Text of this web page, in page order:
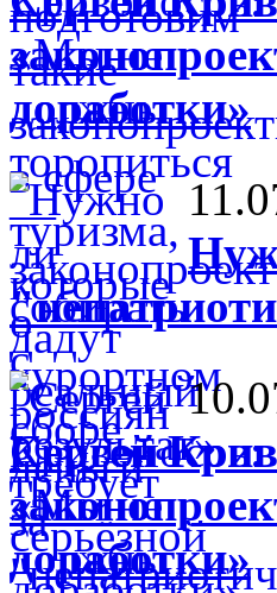
доработки»
Сергей
доработки»